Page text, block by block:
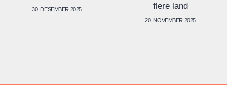
30. DESEMBER 2025
flere land
20. NOVEMBER 2025